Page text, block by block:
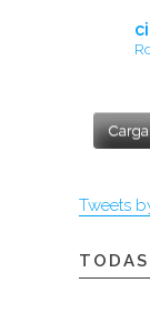
Tweets